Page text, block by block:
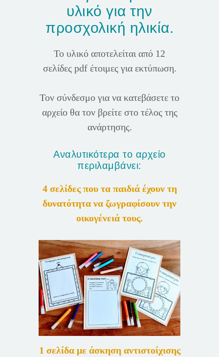
υλικό για την
προσχολική ηλικία.
Το υλικό αποτελείται από 12
σελίδες pdf έτοιμες για εκτύπωση.
Τον σύνδεσμο για να κατεβάσετε το
αρχείο θα τον βρείτε στο τέλος της
ανάρτησης.
Αναλυτικότερα το αρχείο
περιλαμβάνει:
4 σελίδες που τα παιδιά έχουν τη
δυνατότητα να ζωγραφίσουν την
οικογένειά τους.
1 σελίδα με άσκηση αντιστοίχισης